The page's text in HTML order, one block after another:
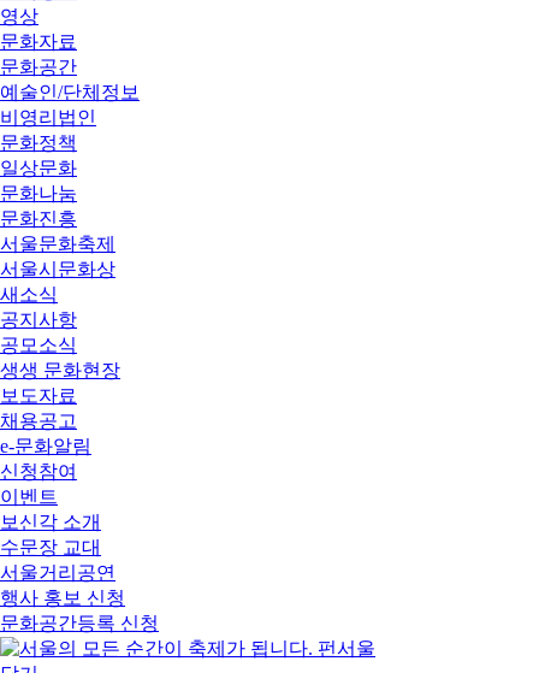
영상
문화자료
문화공간
예술인/단체정보
비영리법인
문화정책
일상문화
문화나눔
문화진흥
서울문화축제
서울시문화상
새소식
공지사항
공모소식
생생 문화현장
보도자료
채용공고
e-문화알림
신청참여
이벤트
보신각 소개
수문장 교대
서울거리공연
행사 홍보 신청
문화공간등록 신청